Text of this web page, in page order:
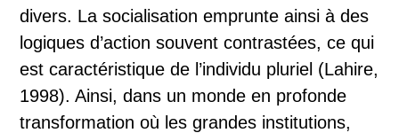
divers. La socialisation emprunte ainsi à des
logiques d’action souvent contrastées, ce qui
est caractéristique de l’individu pluriel (Lahire,
1998). Ainsi, dans un monde en profonde
transformation où les grandes institutions,